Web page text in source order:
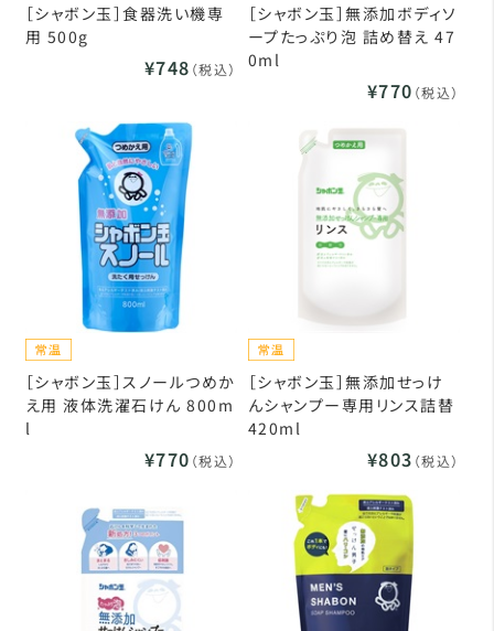
［シャボン玉］食器洗い機専
用 500g
¥748 （税込）
［シャボン玉］無添加ボディソ
ープたっぷり泡 詰め替え 47
0ml
¥770 （税込）
［シャボン玉］スノールつめか
え用 液体洗濯石けん 800m
l
¥770 （税込）
［シャボン玉］無添加せっけ
んシャンプー専用リンス詰替
420ml
¥803 （税込）